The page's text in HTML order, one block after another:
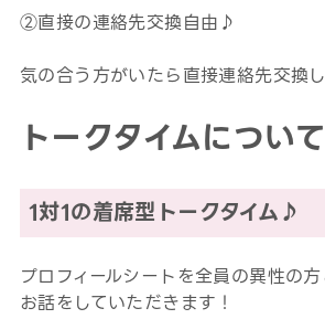
②直接の連絡先交換自由♪
気の合う方がいたら直接連絡先交換
トークタイムについ
1対1の着席型トークタイム♪
プロフィールシートを全員の異性の
お話をしていただきます！